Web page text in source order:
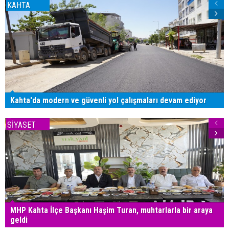
KAHTA
Kahta'da modern ve güvenli yol çalışmaları devam ediyor
SİYASET
MHP Kahta İlçe Başkanı Haşim Turan, muhtarlarla bir araya
geldi